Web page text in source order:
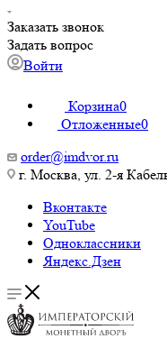
Заказать звонок
Задать вопрос
Войти
Корзина0
Отложенные0
order@imdvor.ru
г. Москва, ул. 2-я
Вконтакте
YouTube
Одноклассники
Яндекс.Дзен